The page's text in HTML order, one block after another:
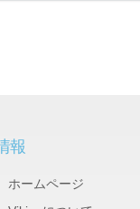
報
ホームページ
タルナイトライド
チップ抵抗器 -